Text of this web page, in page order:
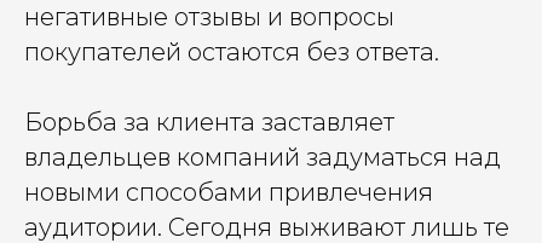
негативные отзывы и вопросы
покупателей остаются без ответа.
Борьба за клиента заставляет
владельцев компаний задуматься над
новыми способами привлечения
аудитории. Сегодня выживают лишь те